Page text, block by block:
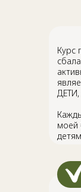
Курс
моей